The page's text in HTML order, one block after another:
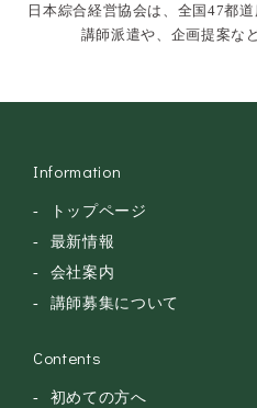
落語・講談・色物
安全大会
日本綜合経営協会は、全国47都
講師派遣や、企画提案な
Information
トップページ
最新情報
会社案内
講師募集について
Contents
初めての方へ